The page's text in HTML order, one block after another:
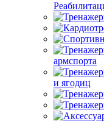
армспорта
и ягодиц